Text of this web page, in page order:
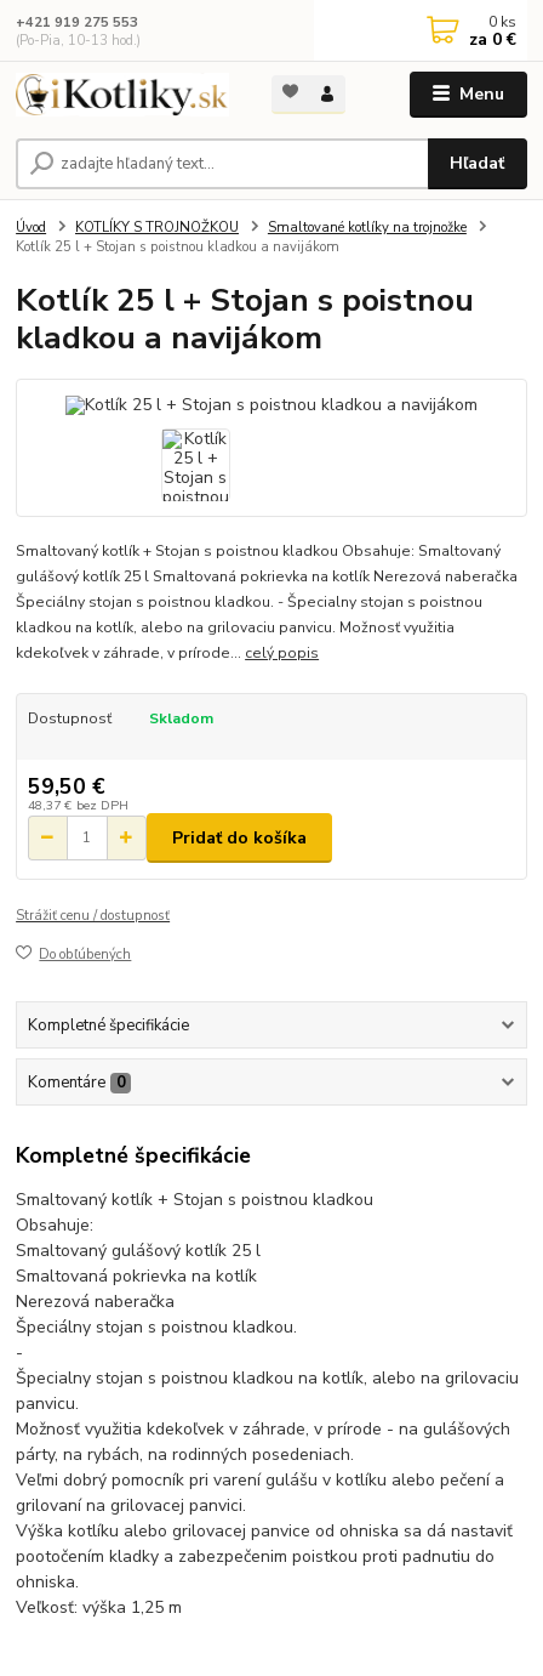
Menu
Hľadať
+421 919 275 553
(Po-Pia, 10-13 hod.)
0 ks
za 0 €
Úvod KOTLÍKY S TROJNOŽKOU
Smaltované kotlíky na trojnožke
Kotlík 25 l + Stojan s poistnou kladkou a navijákom
Kotlík 25 l + Stojan s poistnou
kladkou a navijákom
Smaltovaný kotlík + Stojan s poistnou kladkou Obsahuje: Smaltovaný
gulášový kotlík 25 l Smaltovaná pokrievka na kotlík Nerezová naberačka
Špeciálny stojan s poistnou kladkou. - Špecialny stojan s poistnou
kladkou na kotlík, alebo na grilovaciu panvicu. Možnosť využitia
kdekoľvek v záhrade, v prírode... celý popis
Dostupnosť Skladom
59,50 €
48,37 € bez DPH
Pridať do košíka
Strážiť cenu / dostupnosť
Do obľúbených
Kompletné špecifikácie
Komentáre 0
Kompletné špecifikácie
Smaltovaný kotlík + Stojan s poistnou kladkou
Obsahuje:
Smaltovaný gulášový kotlík 25 l
Smaltovaná pokrievka na kotlík
Nerezová naberačka
Špeciálny stojan s poistnou kladkou.
-
Špecialny stojan s poistnou kladkou na kotlík, alebo na grilovaciu
panvicu.
Možnosť využitia kdekoľvek v záhrade, v prírode - na gulášových
párty, na rybách, na rodinných posedeniach.
Veľmi dobrý pomocník pri varení gulášu v kotlíku alebo pečení a
grilovaní na grilovacej panvici.
Výška kotlíku alebo grilovacej panvice od ohniska sa dá nastaviť
pootočením kladky a zabezpečenim poistkou proti padnutiu do
ohniska.
Veľkosť: výška 1,25 m